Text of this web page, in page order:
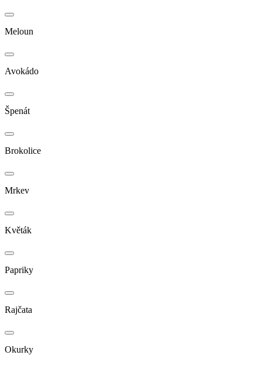
Meloun
Avokádo
Špenát
Brokolice
Mrkev
Květák
Papriky
Rajčata
Okurky